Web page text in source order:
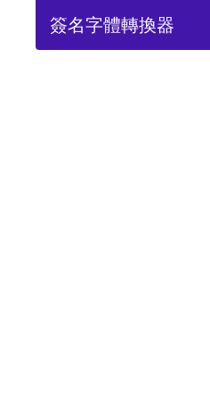
簽名字體轉換器